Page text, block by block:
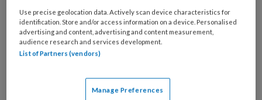
Wat
is
je
e-
wachtwoord* *
Use precise geolocation data. Actively scan device characteristics for
identification. Store and/or access information on a device. Personalised
advertising and content, advertising and content measurement,
audience research and services development.
List of Partners (vendors)
Manage Preferences